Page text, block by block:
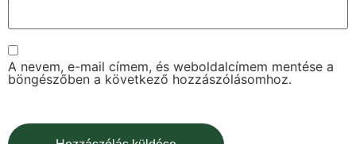
A nevem, e-mail címem, és weboldalcímem mentése a
böngészőben a következő hozzászólásomhoz.